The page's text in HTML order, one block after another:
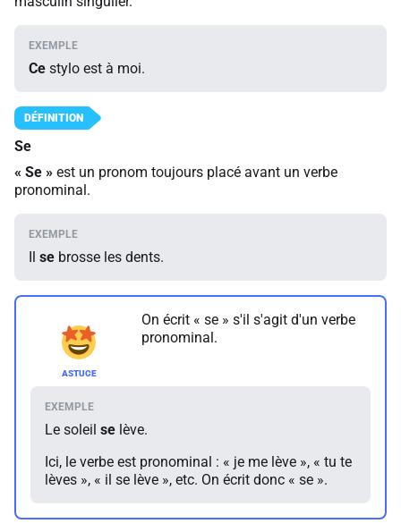
Ce stylo est à moi.
Se
« Se » est un pronom toujours placé avant un verbe
pronominal.
Il se brosse les dents.
On écrit « se » s'il s'agit d'un verbe
pronominal.
Le soleil se lève.
Ici, le verbe est pronominal : « je me lève », « tu te
lèves », « il se lève », etc. On écrit donc « se ».